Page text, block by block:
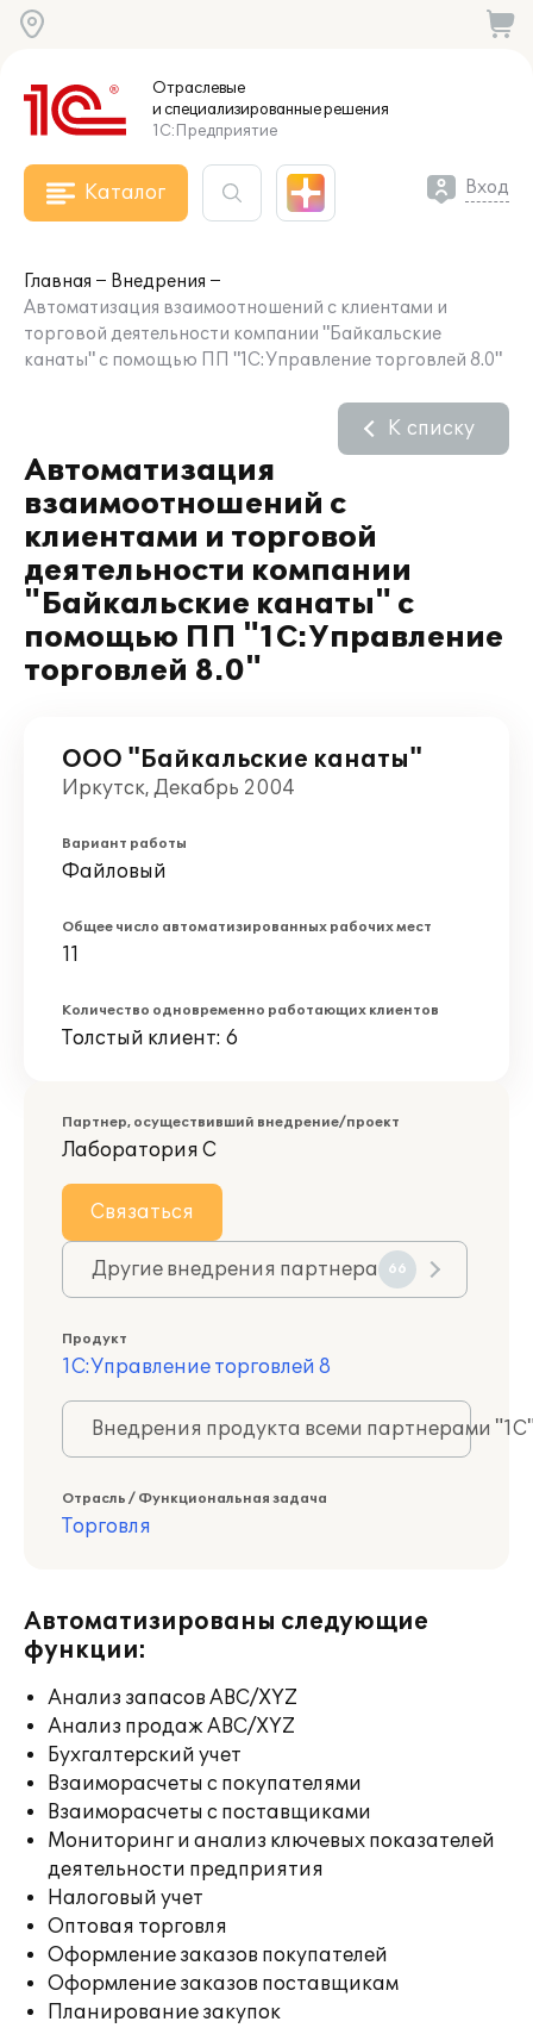
Отраслевые
и специализированныерешения
1С:Предприятие
Каталог Вход
Главная
Внедрения
Автоматизация взаимоотношений с клиентами и
торговой деятельности компании "Байкальские
канаты" с помощью ПП "1С:Управление торговлей 8.0"
Автоматизация
взаимоотношений с
клиентами и торговой
деятельности компании
"Байкальские канаты" с
помощью ПП "1С:Управление
торговлей 8.0"
К списку
ООО "Байкальские канаты"
Иркутск, Декабрь 2004
Вариант работы
Файловый
Общее число автоматизированных рабочих мест
11
Количество одновременно работающих клиентов
Толстый клиент: 6
Партнер, осуществивший внедрение/проект
Лаборатория С
Связаться
Другие внедрения партнера 66
Продукт
1С:Управление торговлей 8
Внедрения продукта всеми партнерами
Отрасль / Функциональная задача
Торговля
Автоматизированы следующие
функции:
Анализ запасов ABC/XYZ
Анализ продаж ABC/XYZ
Бухгалтерский учет
Взаиморасчеты с покупателями
Взаиморасчеты с поставщиками
Мониторинг и анализ ключевых показателей
деятельности предприятия
Налоговый учет
Оптовая торговля
Оформление заказов покупателей
Оформление заказов поставщикам
Планирование закупок